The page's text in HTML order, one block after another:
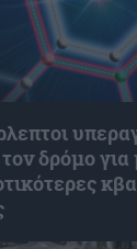
δρόμο για